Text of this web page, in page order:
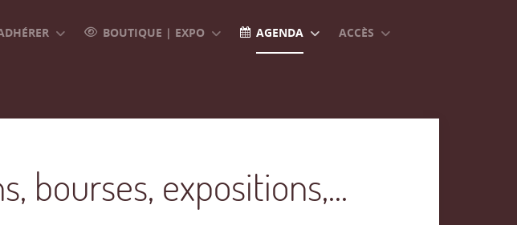
BOUTIQUE | EXPO AGENDA ACCÈS
bourses, expositions,...